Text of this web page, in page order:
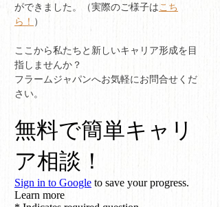
ができました。（実際のご様子はこち
ら！ ）
ここから私たちと新しいキャリア形成を目
指しませんか？
フラームジャパンへお気軽にお問合せくだ
さい。